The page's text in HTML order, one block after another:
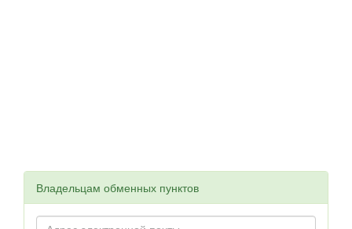
Владельцам обменных пунктов